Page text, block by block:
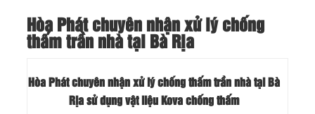
Hòa Phát chuyên nhận xử lý chống
thấm trần nhà tại Bà Rịa
Hòa Phát chuyên nhận xử lý chống thấm trần nhà tại Bà
Rịa sử dụng vật liệu Kova chống thấm